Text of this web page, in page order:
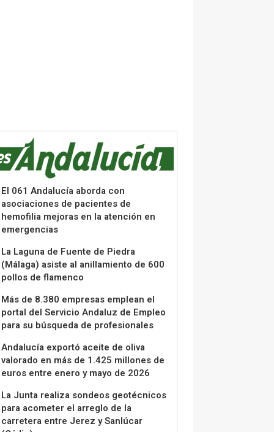
El 061 Andalucía aborda con
asociaciones de pacientes de
hemofilia mejoras en la atención en
emergencias
La Laguna de Fuente de Piedra
(Málaga) asiste al anillamiento de 600
pollos de flamenco
Más de 8.380 empresas emplean el
portal del Servicio Andaluz de Empleo
para su búsqueda de profesionales
Andalucía exportó aceite de oliva
valorado en más de 1.425 millones de
euros entre enero y mayo de 2026
La Junta realiza sondeos geotécnicos
para acometer el arreglo de la
carretera entre Jerez y Sanlúcar